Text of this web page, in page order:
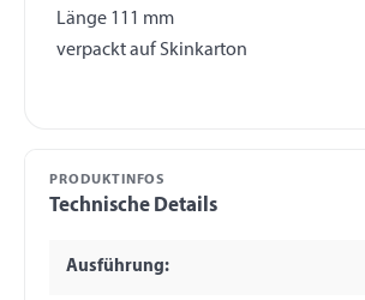
Länge 111 mm
PRODUKTINFOS
Technische Details
Ausführung: